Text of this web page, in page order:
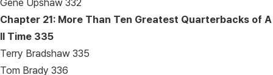
Gene Upshaw 332
Chapter 21: More Than Ten Greatest Quarterbacks of A
ll Time 335
Terry Bradshaw 335
Tom Brady 336